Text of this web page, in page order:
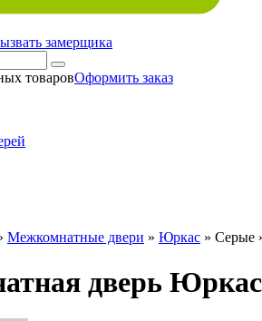
замерщика
товаровОформить заказ
Межкомнатные двери » Юркас » Серые
дверь